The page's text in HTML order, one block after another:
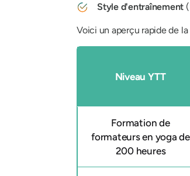
Style d'entraînement
Voici un aperçu rapide de
Niveau YTT
Formation de
formateurs en yoga de
200 heures